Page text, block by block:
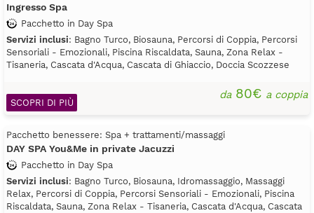
Ingresso Spa
Pacchetto in Day Spa
Servizi inclusi: Bagno Turco, Biosauna, Percorsi di Coppia, Percorsi
Sensoriali - Emozionali, Piscina Riscaldata, Sauna, Zona Relax -
Tisaneria, Cascata d'Acqua, Cascata di Ghiaccio, Doccia Scozzese
da80€ a coppia
SCOPRI DI PIÙ
Pacchetto benessere: Spa + trattamenti/massaggi
DAY SPA You&Me in private Jacuzzi
Pacchetto in Day Spa
Servizi inclusi: Bagno Turco, Biosauna, Idromassaggio, Massaggi
Relax, Percorsi di Coppia, Percorsi Sensoriali - Emozionali, Piscina
Riscaldata, Sauna, Zona Relax - Tisaneria, Cascata d'Acqua, Cascata